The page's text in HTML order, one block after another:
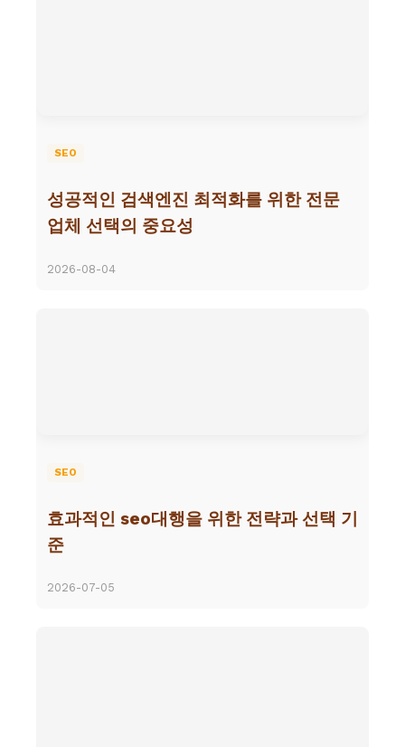
SEO
성공적인 검색엔진 최적화를 위한 전문
업체 선택의 중요성
2026-08-04
SEO
효과적인 seo대행을 위한 전략과 선택 기
준
2026-07-05